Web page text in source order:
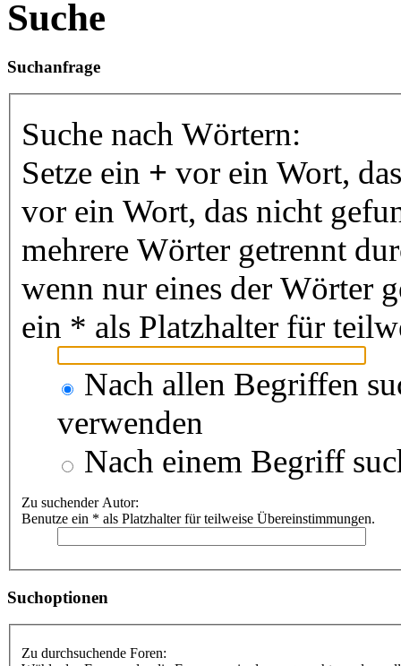
Suche
Suchanfrage
Suche nach Wörtern:
Setze ein + vor ein Wort,
vor ein Wort, das nicht
mehrere Wörter getrennt
wenn nur eines der Wörter
ein * als Platzhalter für
Nach allen Begriffen
verwenden
Nach einem Begriff
Zu suchender Autor:
Benutze ein * als Platzhalter für teilweise Übereinstimmungen.
Suchoptionen
Zu durchsuchende Foren: